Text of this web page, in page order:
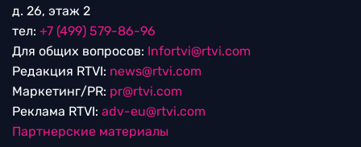
д. 26, этаж 2
тел: +7 (499) 579-86-96
Для общих вопросов: Infortvi@rtvi.com
Редакция RTVI: news@rtvi.com
Маркетинг/PR: pr@rtvi.com
Реклама RTVI: adv-eu@rtvi.com
Партнерские материалы